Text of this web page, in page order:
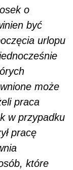
o
być
urlopu
może
praca
w przypadku
pracę
które